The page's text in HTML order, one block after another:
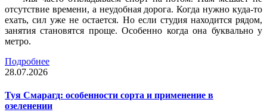
отсутствие времени, а неудобная дорога. Когда нужно куда-то
ехать, сил уже не остается. Но если студия находится рядом,
занятия становятся проще. Особенно когда она буквально у
метро.
Подробнее
28.07.2026
Туя Смарагд: особенности сорта и применение в
озеленении